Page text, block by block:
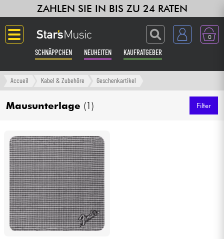
ZAHLEN SIE IN BIS ZU 24 RATEN
0
SCHNÄPPCHEN NEUHEITEN KAUFRATGEBER
Langue
Gitarre & Bass
Klaviere & Piano
Synths & samplers
Studio
Kopfhörer
Accueil Kabel & Zubehöre Geschenkartikel
Mausunterlage (1) Filter